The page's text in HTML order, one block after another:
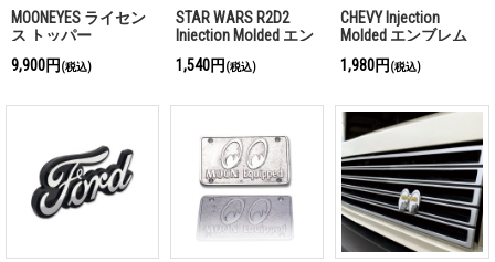
MOONEYES ライセン
ス トッパー
9,900円 (税込)
STAR WARS R2D2
Injection Molded エン
ブレム
1,540円 (税込)
CHEVY Injection
Molded エンブレム
1,980円 (税込)